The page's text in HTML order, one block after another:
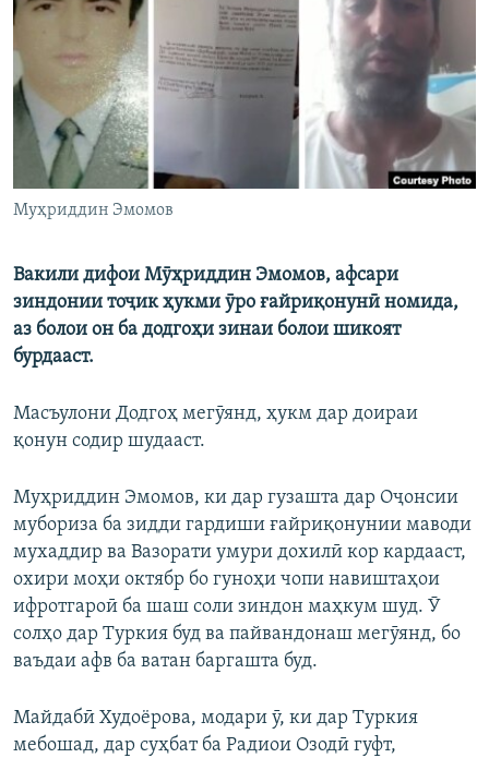
ГУЗОРИШҲОИ РАДИОӢ
ПАЙГИРӢ КУНЕД
Муҳриддин Эмомов
Вакили дифои Мӯҳриддин Эмомов, афсари
зиндонии тоҷик ҳукми ӯро ғайриқонунӣ номида,
аз болои он ба додгоҳи зинаи болои шикоят
бурдааст.
Масъулони Додгоҳ мегӯянд, ҳукм дар доираи
қонун содир шудааст.
Муҳриддин Эмомов, ки дар гузашта дар Оҷонсии
мубориза ба зидди гардиши ғайриқонунии маводи
мухаддир ва Вазорати умури дохилӣ кор кардааст,
охири моҳи октябр бо гуноҳи чопи навиштаҳои
ифротгароӣ ба шаш соли зиндон маҳкум шуд. Ӯ
солҳо дар Туркия буд ва пайвандонаш мегӯянд, бо
ваъдаи афв ба ватан баргашта буд.
Майдабӣ Худоёрова, модари ӯ, ки дар Туркия
мебошад, дар суҳбат ба Радиои Озодӣ гуфт,